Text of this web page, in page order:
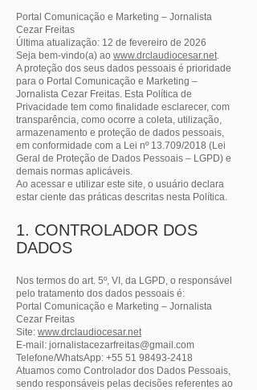
Portal Comunicação e Marketing – Jornalista
Cezar Freitas
Última atualização: 12 de fevereiro de 2026
Seja bem-vindo(a) ao www.drclaudiocesar.net.
A proteção dos seus dados pessoais é prioridade
para o Portal Comunicação e Marketing –
Jornalista Cezar Freitas. Esta Política de
Privacidade tem como finalidade esclarecer, com
transparência, como ocorre a coleta, utilização,
armazenamento e proteção de dados pessoais,
em conformidade com a Lei nº 13.709/2018 (Lei
Geral de Proteção de Dados Pessoais – LGPD) e
demais normas aplicáveis.
Ao acessar e utilizar este site, o usuário declara
estar ciente das práticas descritas nesta Política.
1. CONTROLADOR DOS
DADOS
Nos termos do art. 5º, VI, da LGPD, o responsável
pelo tratamento dos dados pessoais é:
Portal Comunicação e Marketing – Jornalista
Cezar Freitas
Site: www.drclaudiocesar.net
E-mail: jornalistacezarfreitas@gmail.com
Telefone/WhatsApp: +55 51 98493-2418
Atuamos como Controlador dos Dados Pessoais,
sendo responsáveis pelas decisões referentes ao